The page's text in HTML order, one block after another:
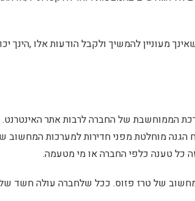
מעוניין להמשיך ולקבל הודעות אלו
הממוחשבת של החברה לרבות אתר
מוחלטת מפני חדירות למערכות
כל טענה כלפי החברה או מי מטעמה.
של טרז פזוס. ככל שלחברה עולה חשד